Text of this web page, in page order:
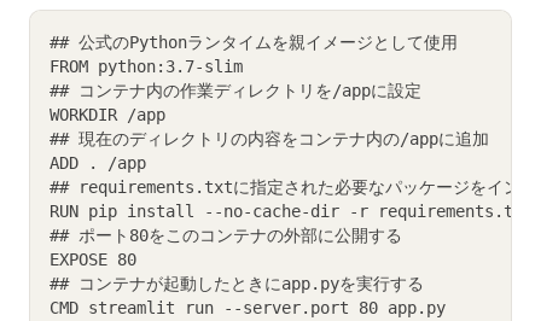
## 公式のPythonランタイムを親イメージとして使用
FROM python:3.7-slim
## コンテナ内の作業ディレクトリを/appに設定
WORKDIR /app
## 現在のディレクトリの内容をコンテナ内の/appに追加
ADD . /app
## requirements.txtに指定された必要なパッケージをインス
RUN pip install --no-cache-dir -r requirements.txt
## ポート80をこのコンテナの外部に公開する
EXPOSE 80
## コンテナが起動したときにapp.pyを実行する
CMD streamlit run --server.port 80 app.py